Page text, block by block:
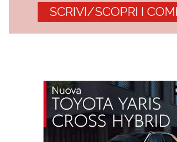
SCRIVI/SCOPRI I